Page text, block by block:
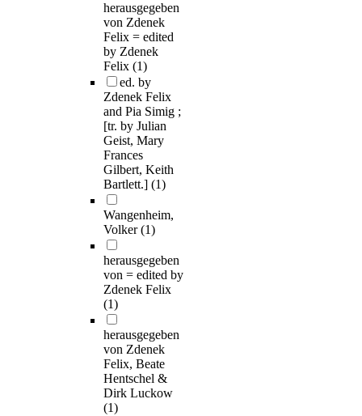
herausgegeben
von Zdenek
Felix = edited
by Zdenek
Felix (1)
ed. by
Zdenek Felix
and Pia Simig ;
[tr. by Julian
Geist, Mary
Frances
Gilbert, Keith
Bartlett.] (1)
Wangenheim,
Volker(1)
herausgegeben
von = edited by
Zdenek Felix
(1)
herausgegeben
von Zdenek
Felix, Beate
Hentschel &
Dirk Luckow
(1)